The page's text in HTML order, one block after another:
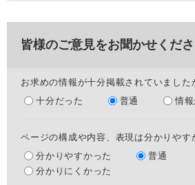
皆様のご意見をお聞かせくださ
お求めの情報が十分掲載されていました
十分だった
普通 情
ページの構成や内容、表現は分かりやす
分かりやすかった
普通
分かりにくかった